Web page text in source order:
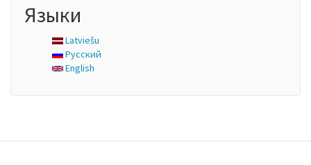
Языки
Latviešu
Русский
English